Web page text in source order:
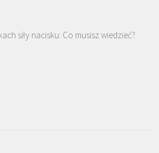
siły nacisku: Co musisz wiedzieć?